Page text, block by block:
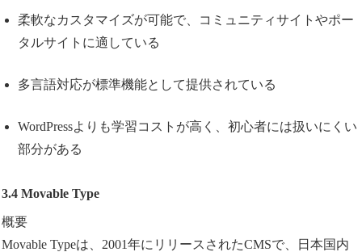
柔軟なカスタマイズが可能で、コミュニティサイトやポー
タルサイトに適している
多言語対応が標準機能として提供されている
WordPressよりも学習コストが高く、初心者には扱いにくい
部分がある
3.4 Movable Type
概要
Movable Typeは、2001年にリリースされたCMSで、日本国内